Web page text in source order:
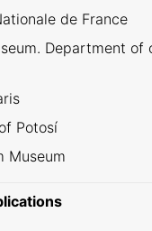
de France
Department of
Potosí
Museum